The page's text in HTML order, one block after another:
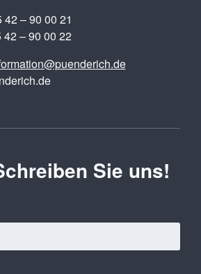
42 – 90 00 21
42 – 90 00 22
Sie uns!